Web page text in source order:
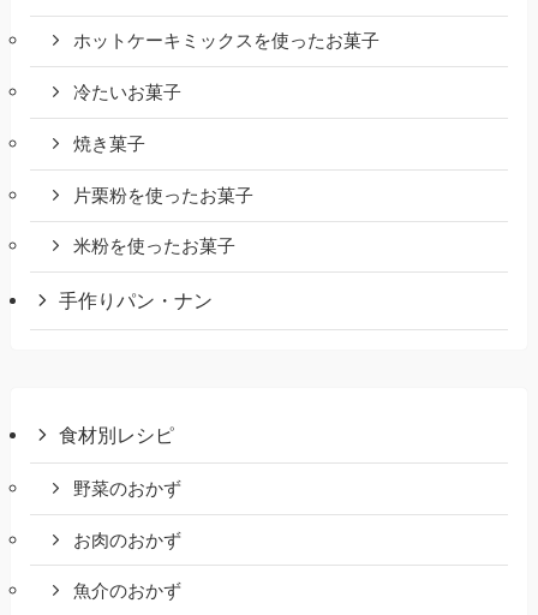
ホットケーキミックスを使ったお菓子
冷たいお菓子
焼き菓子
片栗粉を使ったお菓子
米粉を使ったお菓子
手作りパン・ナン
食材別レシピ
野菜のおかず
お肉のおかず
魚介のおかず